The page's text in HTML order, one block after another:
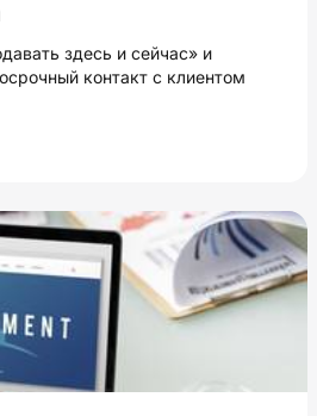
здесь и сейчас» и
контакт с клиентом